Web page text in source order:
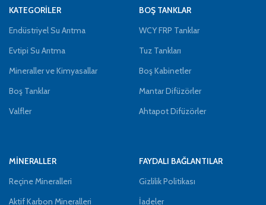
KATEGORİLER
Endüstriyel Su Arıtma
Evtipi Su Arıtma
Mineraller ve Kimyasallar
Boş Tanklar
Valfler
BOŞ TANKLAR
WCY FRP Tanklar
Tuz Tankları
Boş Kabinetler
Mantar Difüzörler
Ahtapot Difüzörler
MİNERALLER
Reçine Mineralleri
Aktif Karbon Mineralleri
FAYDALI BAĞLANTILAR
Gizlilik Politikası
İadeler